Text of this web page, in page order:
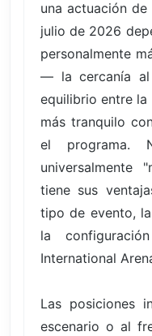
una actuación
julio de 2026
personalmente
— la cercanía al
equilibrio entre
más tranquilo
el programa.
universalmente
tiene sus
tipo de evento,
la
International
Las posiciones
escenario o al